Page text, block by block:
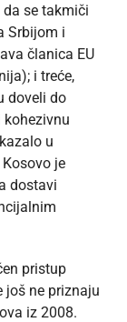
se takmiči
Srbijom i
članica EU
i treće,
doveli do
kohezivnu
u
je
dostavi
pristup
još ne priznaju
iz 2008.